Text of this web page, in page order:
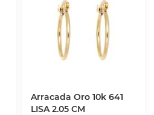
Arracada Oro 10k 641
LISA 2.05 CM